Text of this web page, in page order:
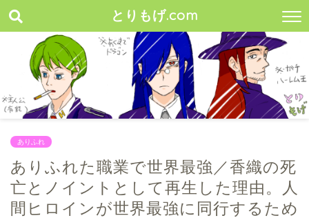
とりもげ.com
ありふれ
ありふれた職業で世界最強／香織の死
亡とノイントとして再生した理由。人
間ヒロインが世界最強に同行するため